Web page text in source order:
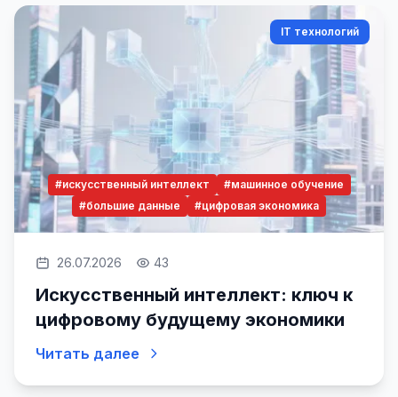
IT технологий
#искусственный интеллект
#машинное обучение
#большие данные
#цифровая экономика
26.07.2026 43
Искусственный интеллект: ключ к
цифровому будущему экономики
Читать далее